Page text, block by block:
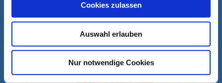
Cookies zulassen
Auswahl erlauben
Nur notwendige Cookies